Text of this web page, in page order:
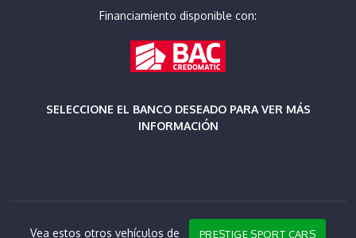
Financiamiento disponible con:
SELECCIONE EL BANCO DESEADO PARA VER MÁS
INFORMACIÓN
Vea estos otros vehículos de PRESTIGE SPORT CARS